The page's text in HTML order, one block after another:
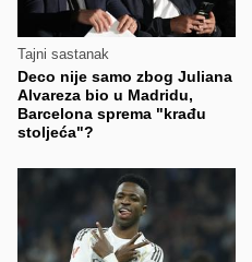
Tajni sastanak
Deco nije samo zbog Juliana
Alvareza bio u Madridu,
Barcelona sprema "krađu
stoljeća"?